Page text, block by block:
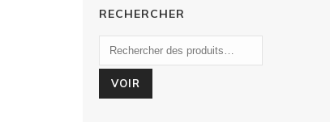
RECHERCHER
VOIR